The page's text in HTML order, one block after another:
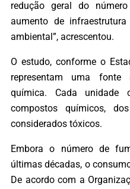
redução geral do
aumento de
ambiental”, acrescentou.
O estudo, conforme o
representam uma fonte
química. Cada unidade
compostos químicos,
considerados tóxicos.
Embora o número de
últimas décadas, o
De acordo com a